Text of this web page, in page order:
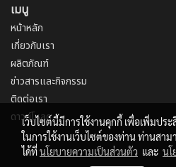
เมนู
หน้าหลัก
เกี่ยวกับเรา
ผลิตภัณฑ์
ข่าวสารและกิจกรรม
ติดต่อเรา
ดาวน์โหลด
เว็บไซต์นี้มีการใช้งานคุกกี้ เพื่อเพิ่มป
ในการใช้งานเว็บไซต์ของท่าน ท่านสา
ได้ที่นโยบายความเป็นส่วนตัว และ นโ